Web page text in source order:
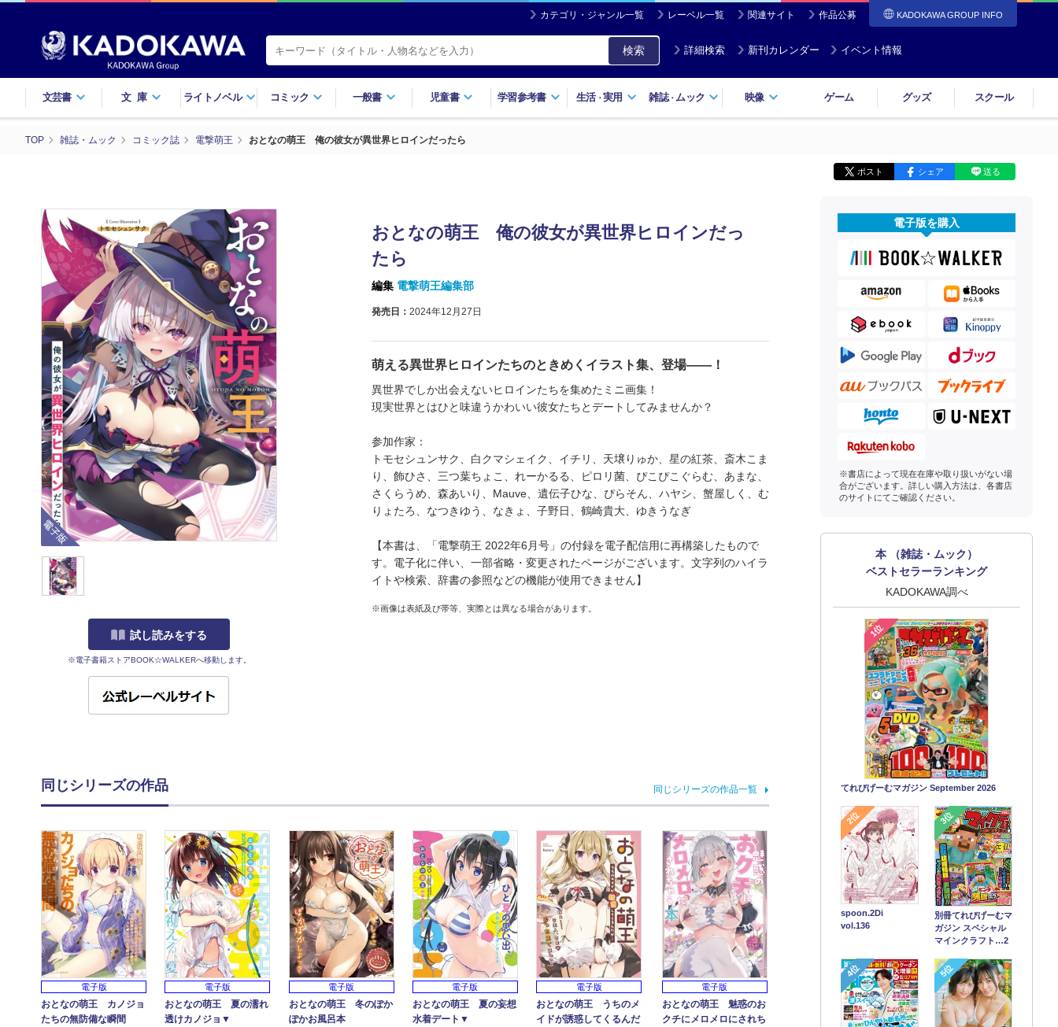
カテゴリ・ジャンル一覧 レーベル一覧 関連サイト 作品公募 KADOKAWA GROUP INFO
検索 詳細検索 新刊カレンダー イベント情報
文芸書 文庫 ライトノベル コミック 一般書 児童書 学習参考書 生活・実用 雑誌・ ムック 映像 ゲーム グッズ スクール
TOP 雑誌・ムック コミック誌 電撃萌王 おとなの萌王 俺の彼女が異世界ヒロインだったら
ポスト シェア 送る
電子版
試し読みをする
※電子書籍ストアBOOK☆WALKERへ移動します。
おとなの萌王 俺の彼女が異世界ヒロインだっ
たら
編集 電撃萌王編集部
発売日： 2024年12月27日
萌える異世界ヒロインたちのときめくイラスト集、登場――！
異世界でしか出会えないヒロインたちを集めたミニ画集！
現実世界とはひと味違うかわいい彼女たちとデートしてみませんか？
参加作家：
トモセシュンサク、白クマシェイク、イチリ、天壌りゅか、星の紅茶、斎木こま
り、飾ひさ、三つ葉ちょこ、れーかるる、ピロリ菌、ぴこぴこぐらむ、あまな、
さくらうめ、森あいり、Mauve、遺伝子ひな、ぴらそん、ハヤシ、蟹屋しく、む
りょたろ、なつきゆう、なきょ、子野日、鶴崎貴大、ゆきうなぎ
【本書は、「電撃萌王 2022年6月号」の付録を電子配信用に再構築したもので
す。電子化に伴い、一部省略・変更されたページがございます。文字列のハイラ
イトや検索、辞書の参照などの機能が使用できません】
※画像は表紙及び帯等、実際とは異なる場合があります。
同じシリーズの作品 同じシリーズの作品一覧
電子版
おとなの萌王 カノジョ
たちの無防備な瞬間
電子版
おとなの萌王 夏の濡れ
透けカノジョ▼
電子版
おとなの萌王 冬のぽか
ぽかお風呂本
電子版
おとなの萌王 夏の妄想
水着デート▼
電子版
おとなの萌王 うちのメ
イドが誘惑してくるんだ
電子版
おとなの萌王 魅惑のお
クチにメロメロにされち
電子版を購入
※書店によって現在在庫や取り扱いがない場
合がございます。詳しい購入方法は、各書店
のサイトにてご確認ください。
本 （雑誌・ムック）
ベストセラーランキング
KADOKAWA調べ
1位
てれびげーむマガジン September 2026
2位
spoon.2Di
vol.136
3位
別冊てれびげーむマ
ガジン スペシャル
マインクラフト…2
4位 5位